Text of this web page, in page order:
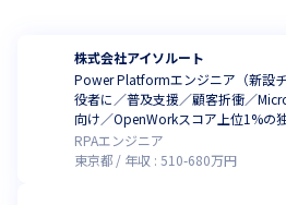
株式会社アイソルート
Power Platformエンジニア（新設
役者に／普及支援／顧客折衝／
向け／OpenWorkスコア上位1%の
RPAエンジニア
東京都
年収 : 510-680万円